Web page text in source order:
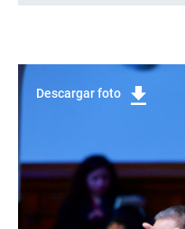
Descargar foto